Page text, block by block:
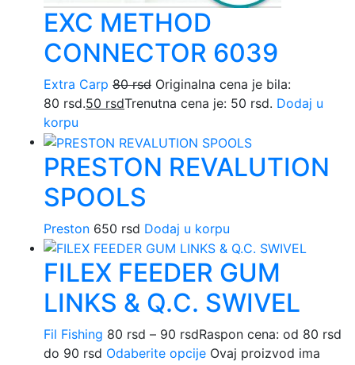
EXC METHOD
CONNECTOR 6039
Extra Carp 80rsd Originalna cena je bila:
80 rsd.50 rsdTrenutna cena je: 50 rsd. Dodaj u
korpu
PRESTON REVALUTION
SPOOLS
Preston 650 rsd Dodaj u korpu
FILEX FEEDER GUM
LINKS & Q.C. SWIVEL
Fil Fishing 80 rsd – 90 rsdRaspon cena: od 80 rsd
do 90 rsd Odaberite opcije Ovaj proizvod ima